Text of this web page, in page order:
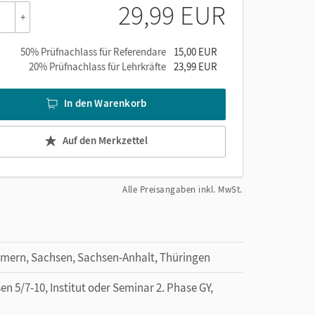
+ 29,99 EUR
50% Prüfnachlass für Referendare
15,00 EUR
20% Prüfnachlass für Lehrkräfte 23,99 EUR
In den Warenkorb
Auf den Merkzettel
Alle Preisangaben inkl. MwSt.
Sachsen, Sachsen-Anhalt, Thüringen
5/7-10, Institut oder Seminar 2. Phase GY,